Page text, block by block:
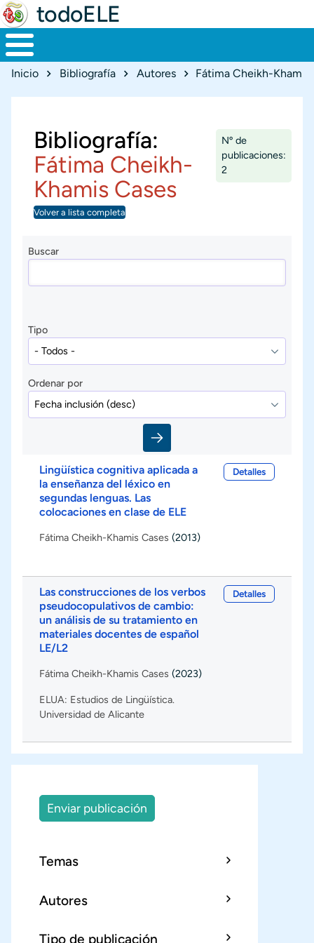
todoELE
Ruta de navegación
Inicio Bibliografía Autores Fátima Cheikh-Khamis
Bibliografía:
Fátima Cheikh-
Khamis Cases
Nº de
publicaciones:
2
Volver a lista completa
Buscar
Tipo
Ordenar por
Lingüística cognitiva aplicada a
la enseñanza del léxico en
segundas lenguas. Las
colocaciones en clase de ELE
Fátima Cheikh-Khamis Cases (2013)
Detalles
Las construcciones de los verbos
pseudocopulativos de cambio:
un análisis de su tratamiento en
materiales docentes de español
LE/L2
Fátima Cheikh-Khamis Cases (2023)
ELUA: Estudios de Lingüística.
Universidad de Alicante
Detalles
Enviar publicación
Temas
Autores
Tipo de publicación